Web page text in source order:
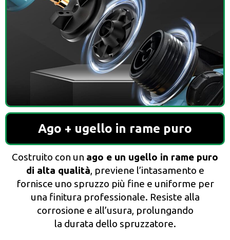
Ago + ugello in rame puro
Costruito con un ago e un ugello in rame puro
di alta qualità, previene l’intasamento e
fornisce uno spruzzo più fine e uniforme per
una finitura professionale. Resiste alla
corrosione e all’usura, prolungando
la durata dello spruzzatore.